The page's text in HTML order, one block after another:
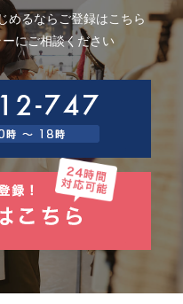
めるならご登録はこちら
にご相談ください